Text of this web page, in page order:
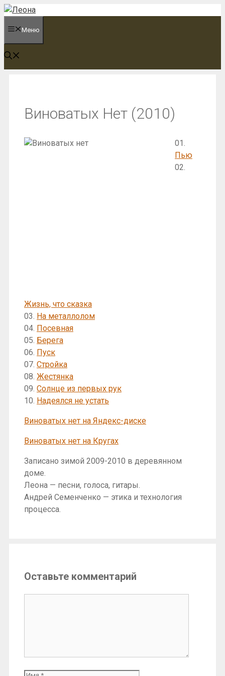
Перейти
содержимому
Меню
Виноватых Нет (2010)
01.
Пью
02.
Жизнь, что сказка
03. На металлолом
04. Посевная
05. Берега
06. Пуск
07. Стройка
08. Жестянка
09. Солнце из первых рук
10. Надеялся не устать
Виноватых нет на Яндекс-диске
Виноватых нет на Кругах
Записано зимой 2009-2010 в деревянном
доме.
Леона — песни, голоса, гитары.
Андрей Семенченко — этика и технология
процесса.
Оставьте комментарий